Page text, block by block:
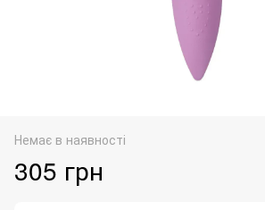
Немає в наявності
305 грн